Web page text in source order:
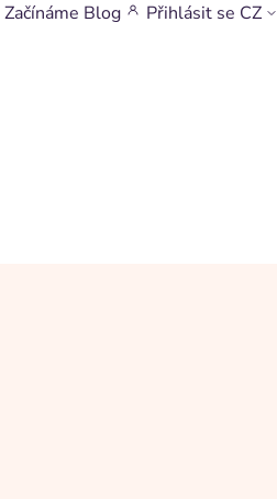
Začínáme Blog Přihlásit se CZ